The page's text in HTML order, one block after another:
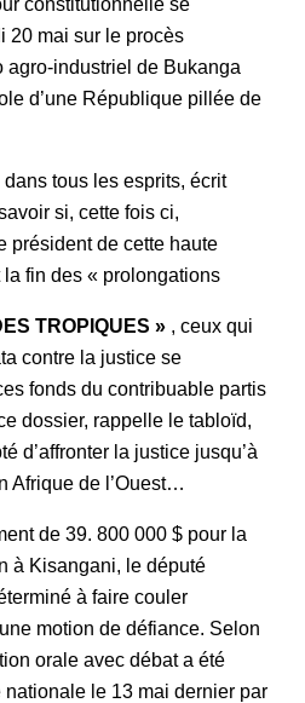
20 mai sur le procès
agro-industriel de Bukanga
d’une République pillée de
dans tous les esprits, écrit
si, cette fois ci,
président de cette haute
fin des « prolongations
TROPIQUES » , ceux qui
contre la justice se
fonds du contribuable partis
dossier, rappelle le tabloïd,
d’affronter la justice jusqu’à
Afrique de l’Ouest…
de 39. 800 000 $ pour la
à Kisangani, le député
à faire couler
motion de défiance. Selon
orale avec débat a été
nationale le 13 mai dernier par